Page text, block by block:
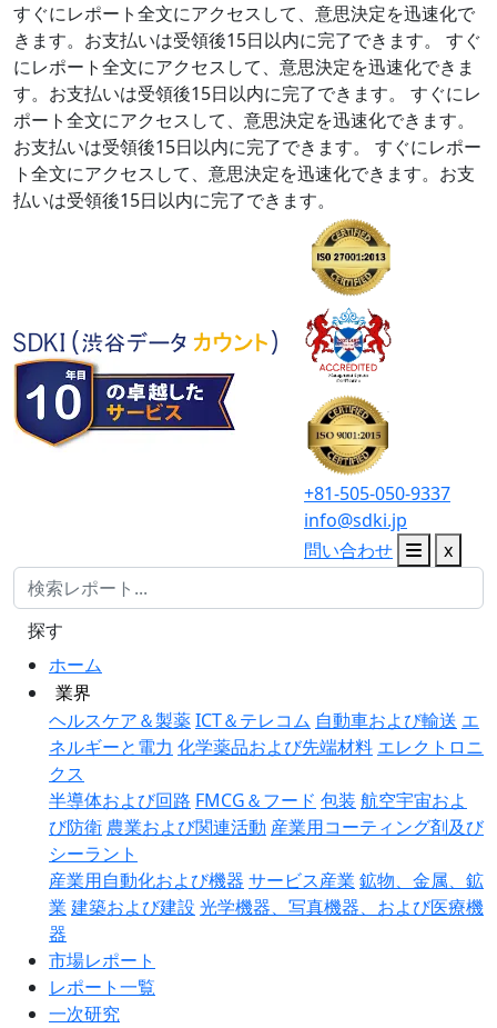
すぐにレポート全文にアクセスして、意思決定を迅速化で
きます。お支払いは受領後15日以内に完了できます。
すぐ
にレポート全文にアクセスして、意思決定を迅速化できま
す。お支払いは受領後15日以内に完了できます。
すぐにレ
ポート全文にアクセスして、意思決定を迅速化できます。
お支払いは受領後15日以内に完了できます。
すぐにレポー
ト全文にアクセスして、意思決定を迅速化できます。お支
払いは受領後15日以内に完了できます。
+81-505-050-9337
info@sdki.jp
問い合わせ
x
ホーム
業界
ヘルスケア＆製薬ICT＆テレコム 自動車および輸送 エ
ネルギーと電力 化学薬品および先端材料 エレクトロニ
クス
半導体および回路 FMCG＆フード 包装 航空宇宙およ
び防衛 農業および関連活動 産業用コーティング剤及び
シーラント
産業用自動化および機器 サービス産業 鉱物、金属、鉱
業 建築および建設 光学機器、写真機器、および医療機
器
市場レポート
レポート一覧
一次研究
探す